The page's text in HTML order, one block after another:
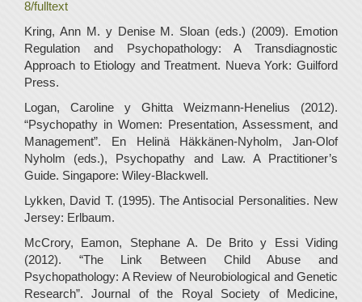
8/fulltext
Kring, Ann M. y Denise M. Sloan (eds.) (2009). Emotion
Regulation and Psychopathology: A Transdiagnostic
Approach to Etiology and Treatment. Nueva York: Guilford
Press.
Logan, Caroline y Ghitta Weizmann-Henelius (2012).
“Psychopathy in Women: Presentation, Assessment, and
Management”. En Helinä Häkkänen-Nyholm, Jan-Olof
Nyholm (eds.), Psychopathy and Law. A Practitioner’s
Guide. Singapore: Wiley-Blackwell.
Lykken, David T. (1995). The Antisocial Personalities. New
Jersey: Erlbaum.
McCrory, Eamon, Stephane A. De Brito y Essi Viding
(2012). “The Link Between Child Abuse and
Psychopathology: A Review of Neurobiological and Genetic
Research”. Journal of the Royal Society of Medicine,